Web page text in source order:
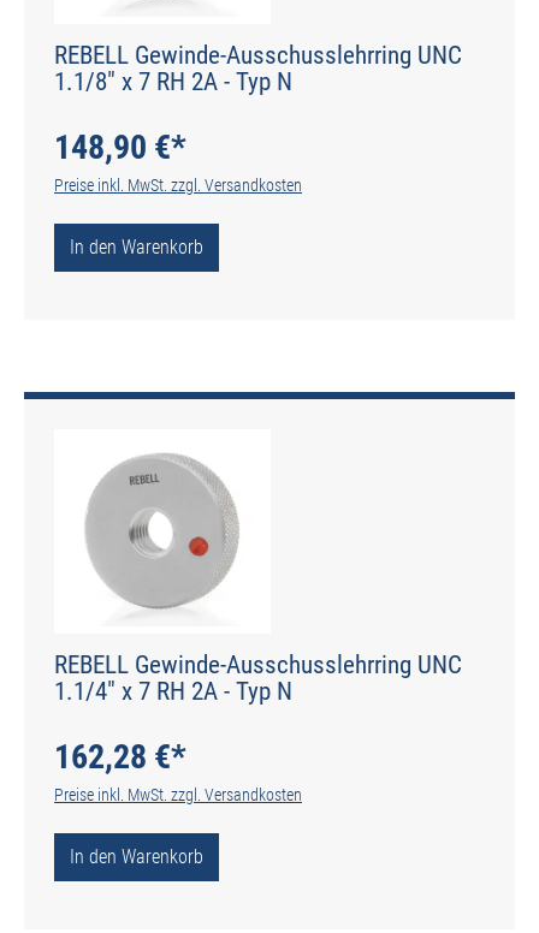
REBELL Gewinde-Ausschusslehrring UNC
1.1/8" x 7 RH 2A - Typ N
148,90 €*
Preise inkl. MwSt. zzgl. Versandkosten
In den Warenkorb
REBELL Gewinde-Ausschusslehrring UNC
1.1/4" x 7 RH 2A - Typ N
162,28 €*
Preise inkl. MwSt. zzgl. Versandkosten
In den Warenkorb